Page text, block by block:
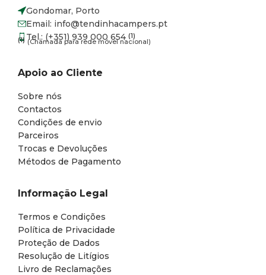
Gondomar, Porto
Email: info@tendinhacampers.pt
Tel.: (+351) 939 000 654 (1)
(1) (Chamada para rede móvel nacional)
Apoio ao Cliente
Sobre nós
Contactos
Condições de envio
Parceiros
Trocas e Devoluções
Métodos de Pagamento
Informação Legal
Termos e Condições
Política de Privacidade
Proteção de Dados
Resolução de Litígios
Livro de Reclamações